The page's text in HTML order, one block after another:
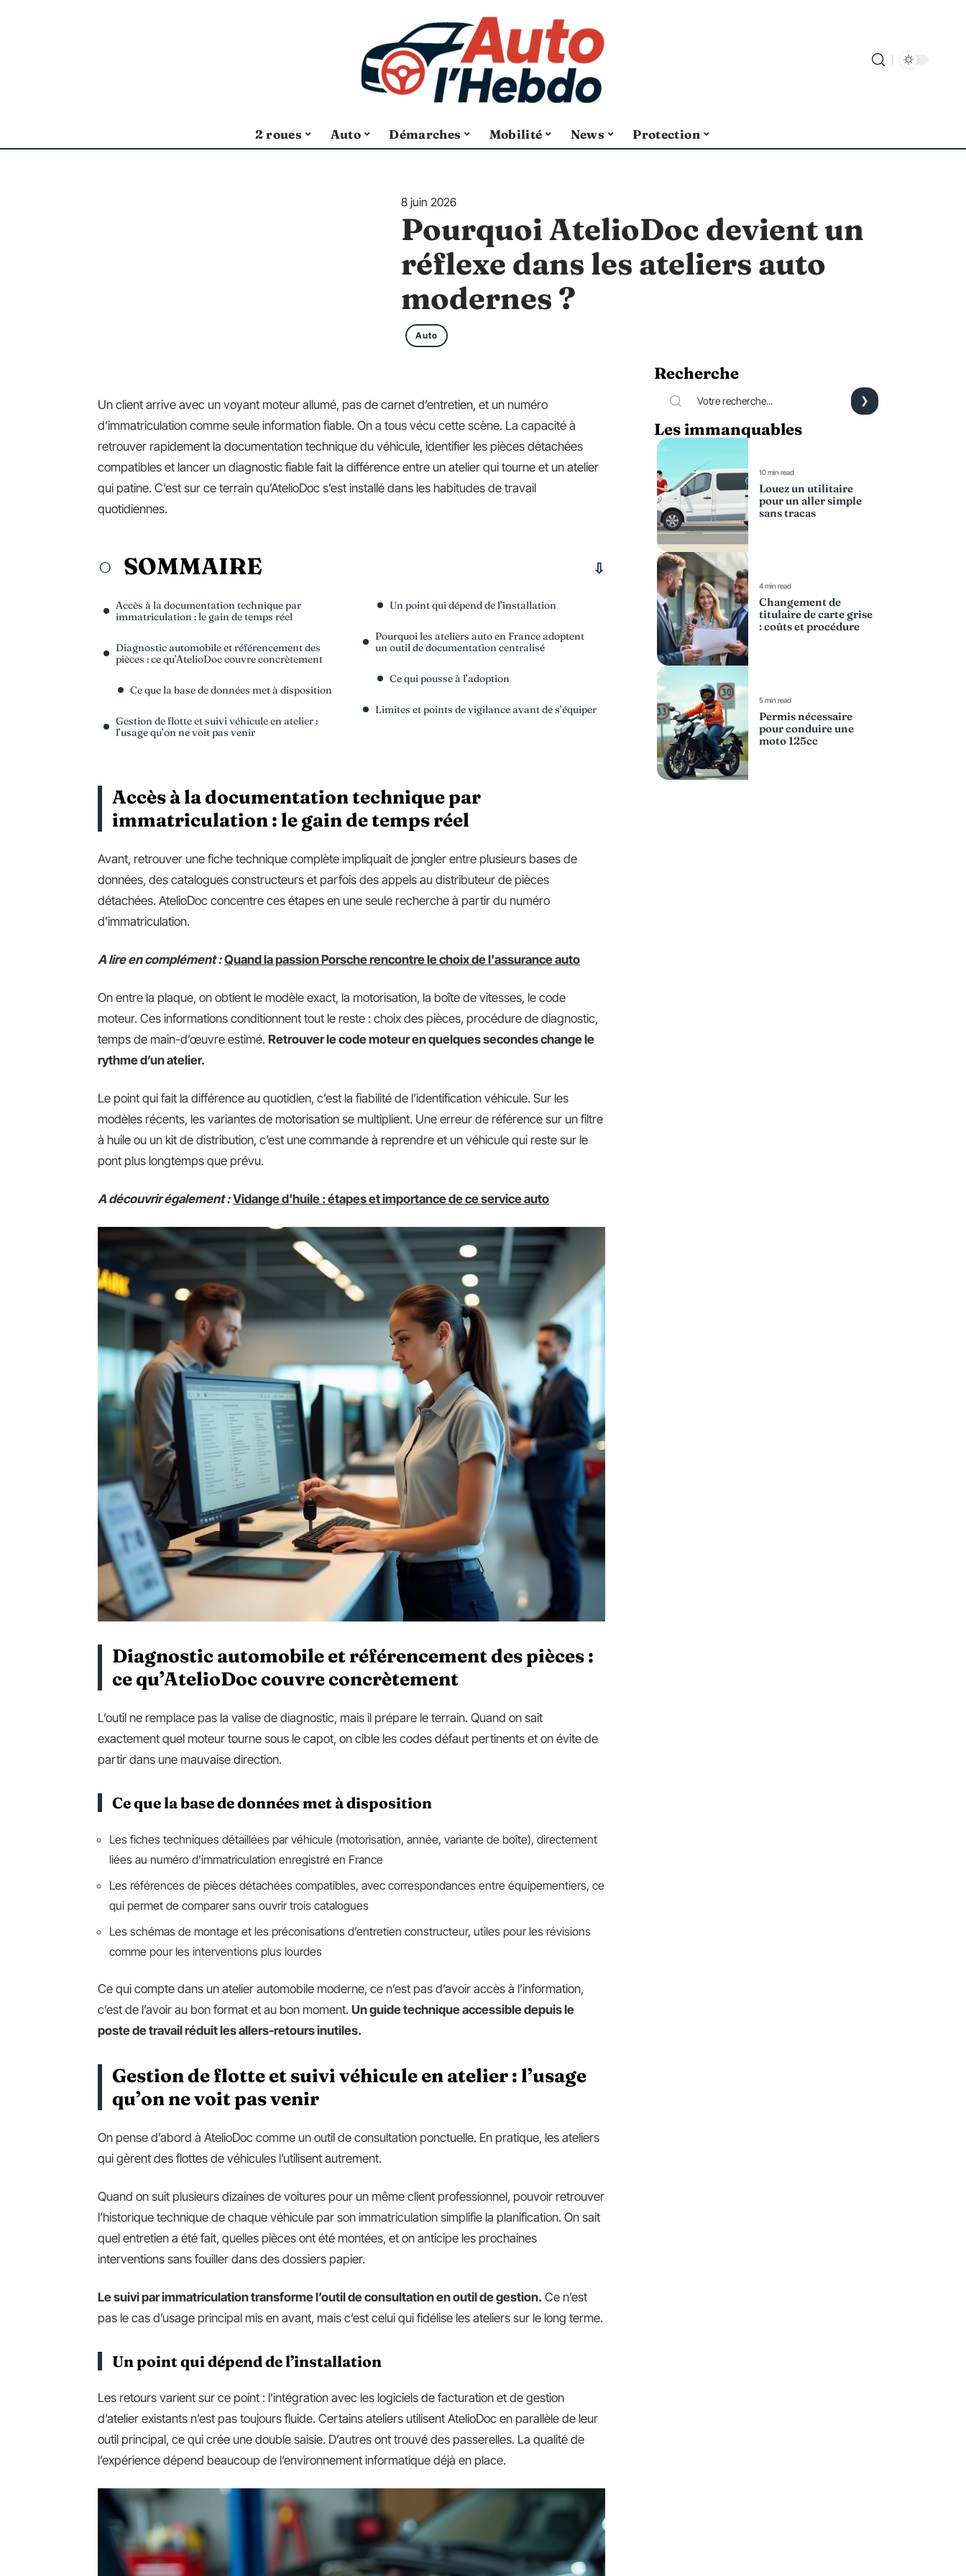
2 roues Auto Démarches Mobilité News Protection
8 juin 2026
Pourquoi AtelioDoc devient un
réflexe dans les ateliers auto
modernes ?
Auto
Un client arrive avec un voyant moteur allumé, pas de carnet d’entretien, et un numéro
d’immatriculation comme seule information fiable. On a tous vécu cette scène. La capacité à
retrouver rapidement la documentation technique du véhicule, identifier les pièces détachées
compatibles et lancer un diagnostic fiable fait la différence entre un atelier qui tourne et un atelier
qui patine. C’est sur ce terrain qu’AtelioDoc s’est installé dans les habitudes de travail
quotidiennes.
SOMMAIRE
Accès à la documentation technique par
immatriculation : le gain de temps réel
Diagnostic automobile et référencement des
pièces : ce qu’AtelioDoc couvre concrètement
Ce que la base de données met à disposition
Gestion de flotte et suivi véhicule en atelier :
l’usage qu’on ne voit pas venir
Un point qui dépend de l’installation
Pourquoi les ateliers auto en France adoptent
un outil de documentation centralisé
Ce qui pousse à l’adoption
Limites et points de vigilance avant de s’équiper
Accès à la documentation technique par
immatriculation : le gain de temps réel
Avant, retrouver une fiche technique complète impliquait de jongler entre plusieurs bases de
données, des catalogues constructeurs et parfois des appels au distributeur de pièces
détachées. AtelioDoc concentre ces étapes en une seule recherche à partir du numéro
d’immatriculation.
A lire en complément : Quand la passion Porsche rencontre le choix de l'assurance auto
On entre la plaque, on obtient le modèle exact, la motorisation, la boîte de vitesses, le code
moteur. Ces informations conditionnent tout le reste : choix des pièces, procédure de diagnostic,
temps de main-d’œuvre estimé. Retrouver le code moteur en quelques secondes change le
rythme d’un atelier.
Le point qui fait la différence au quotidien, c’est la fiabilité de l’identification véhicule. Sur les
modèles récents, les variantes de motorisation se multiplient. Une erreur de référence sur un filtre
à huile ou un kit de distribution, c’est une commande à reprendre et un véhicule qui reste sur le
pont plus longtemps que prévu.
A découvrir également : Vidange d'huile : étapes et importance de ce service auto
Diagnostic automobile et référencement des pièces :
ce qu’AtelioDoc couvre concrètement
L’outil ne remplace pas la valise de diagnostic, mais il prépare le terrain. Quand on sait
exactement quel moteur tourne sous le capot, on cible les codes défaut pertinents et on évite de
partir dans une mauvaise direction.
Ce que la base de données met à disposition
Les fiches techniques détaillées par véhicule (motorisation, année, variante de boîte), directement
liées au numéro d’immatriculation enregistré en France
Les références de pièces détachées compatibles, avec correspondances entre équipementiers, ce
qui permet de comparer sans ouvrir trois catalogues
Les schémas de montage et les préconisations d’entretien constructeur, utiles pour les révisions
comme pour les interventions plus lourdes
Ce qui compte dans un atelier automobile moderne, ce n’est pas d’avoir accès à l’information,
c’est de l’avoir au bon format et au bon moment. Un guide technique accessible depuis le
poste de travail réduit les allers-retours inutiles.
Gestion de flotte et suivi véhicule en atelier : l’usage
qu’on ne voit pas venir
On pense d’abord à AtelioDoc comme un outil de consultation ponctuelle. En pratique, les ateliers
qui gèrent des flottes de véhicules l’utilisent autrement.
Quand on suit plusieurs dizaines de voitures pour un même client professionnel, pouvoir retrouver
l’historique technique de chaque véhicule par son immatriculation simplifie la planification. On sait
quel entretien a été fait, quelles pièces ont été montées, et on anticipe les prochaines
interventions sans fouiller dans des dossiers papier.
Le suivi par immatriculation transforme l’outil de consultation en outil de gestion. Ce n’est
pas le cas d’usage principal mis en avant, mais c’est celui qui fidélise les ateliers sur le long terme.
Un point qui dépend de l’installation
Les retours varient sur ce point : l’intégration avec les logiciels de facturation et de gestion
d’atelier existants n’est pas toujours fluide. Certains ateliers utilisent AtelioDoc en parallèle de leur
outil principal, ce qui crée une double saisie. D’autres ont trouvé des passerelles. La qualité de
l’expérience dépend beaucoup de l’environnement informatique déjà en place.
Recherche
Les immanquables
10 min read
Louez un utilitaire
pour un aller simple
sans tracas
4 min read
Changement de
titulaire de carte grise
: coûts et procédure
5 min read
Permis nécessaire
pour conduire une
moto 125cc